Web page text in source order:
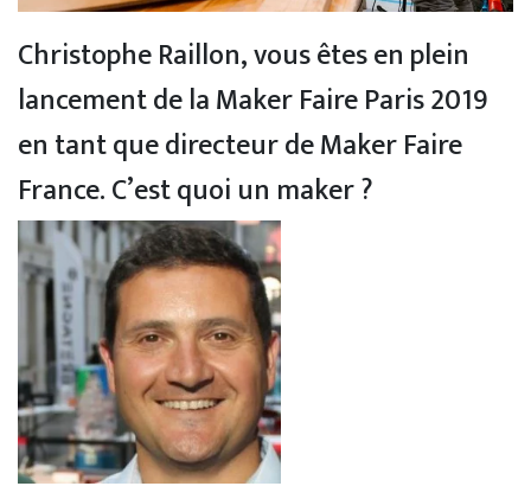
Christophe Raillon, vous êtes en plein
lancement de la Maker Faire Paris 2019
en tant que directeur de Maker Faire
France. C’est quoi un maker ?